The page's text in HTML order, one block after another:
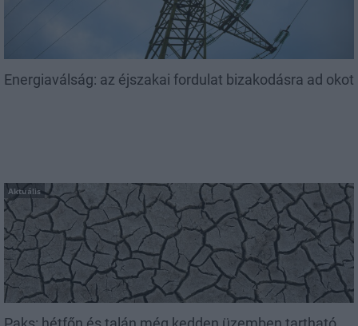
Energiaválság: az éjszakai fordulat bizakodásra ad okot
Aktuális